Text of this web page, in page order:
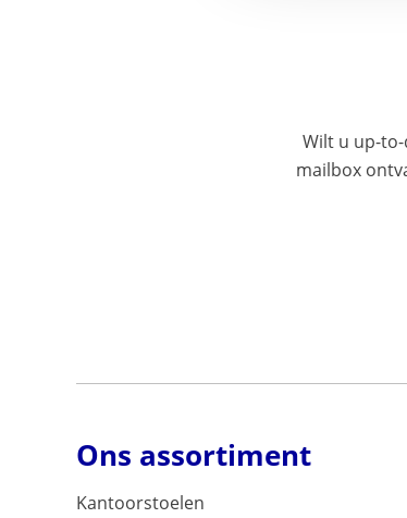
Wilt u up-
mailbox
Ons assortiment
Kantoorstoelen